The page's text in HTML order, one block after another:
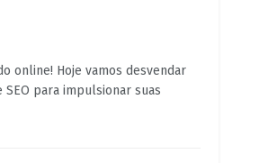
online! Hoje vamos desvendar
para impulsionar suas